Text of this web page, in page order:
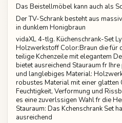
Das Beistellmöbel kann auch als
Der TV-Schrank besteht aus
in dunklem Honigbraun
vidaXL 4-tlg. Küchenschrank-Set
Holzwerkstoff Color:Braun die für
teilige Kchenzeile mit elegantem
bietet ausreichend Stauraum fr
und langlebiges Material:
robustes Material mit einer glatten
Feuchtigkeit, Verformung und
es eine zuverlssigen Wahl fr die
Stauraum: Das Kchenschrank Set
ausreichend